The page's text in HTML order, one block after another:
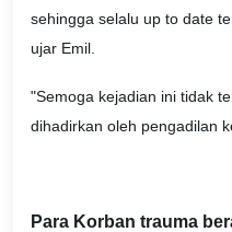
sehingga selalu up to date
ujar Emil.
"Semoga kejadian ini tidak
dihadirkan oleh pengadilan
Para Korban trauma